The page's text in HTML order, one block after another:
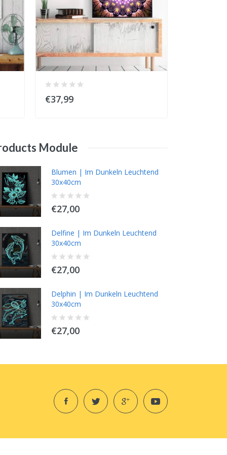
€37,99
Winterlandschaft
€14,99
Wasserfall
€15,99
Glas Auf Ständer
€14,99
Module
Blumen | Im Dunkeln Leuchtend
30x40cm
€27,00
Delfine | Im Dunkeln Leuchtend
30x40cm
€27,00
Delphin | Im Dunkeln Leuchtend
30x40cm
€27,00